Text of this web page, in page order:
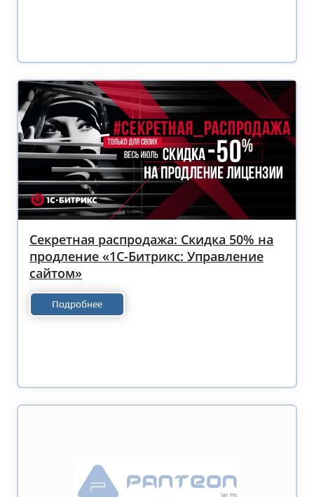
Секретная распродажа: Скидка 50% на
продление «1С-Битрикс: Управление
сайтом»
Подробнее